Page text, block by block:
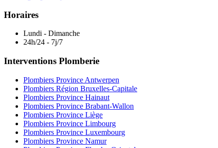
Horaires
Lundi - Dimanche
24h/24 - 7j/7
Interventions Plomberie
Plombiers Province Antwerpen
Plombiers Région Bruxelles-Capitale
Plombiers Province Hainaut
Plombiers Province Brabant-Wallon
Plombiers Province Liège
Plombiers Province Limbourg
Plombiers Province Luxembourg
Plombiers Province Namur